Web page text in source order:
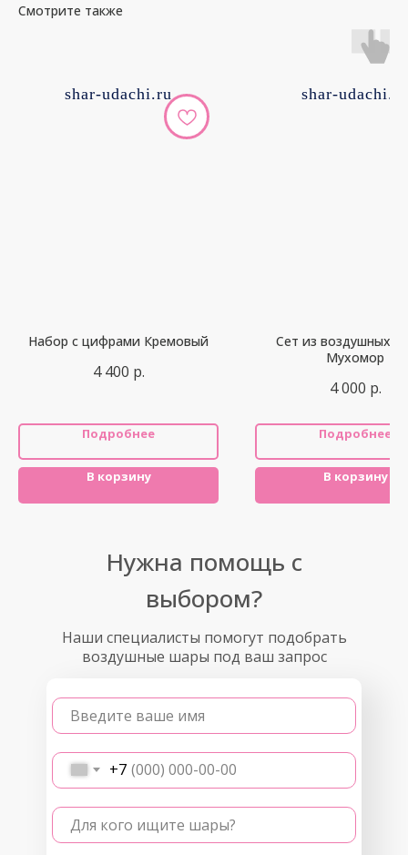
Смотрите также
shar-udachi.ru
Набор с цифрами Кремовый
4 400 р.
Подробнее
В корзину
shar-udachi.ru
Сет из воздушных
Мухомор
4 000 р.
Подробнее
В корзину
Наши специалисты помогут подобрать
воздушные шары под ваш запрос
Введите ваше имя
+7
Для кого ищите шары?
Нужна помощь с
выбором?